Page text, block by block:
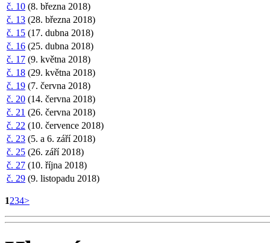
č. 10 (8. března 2018)
č. 13 (28. března 2018)
č. 15 (17. dubna 2018)
č. 16 (25. dubna 2018)
č. 17 (9. května 2018)
č. 18 (29. května 2018)
č. 19 (7. června 2018)
č. 20 (14. června 2018)
č. 21 (26. června 2018)
č. 22 (10. července 2018)
č. 23 (5. a 6. září 2018)
č. 25 (26. září 2018)
č. 27 (10. října 2018)
č. 29 (9. listopadu 2018)
1234>